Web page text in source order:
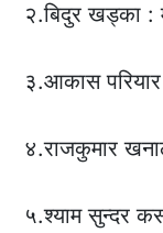
२.बिदुर खड्का :
३.आकास
४.राजकुमार
५.श्याम सुन्दर